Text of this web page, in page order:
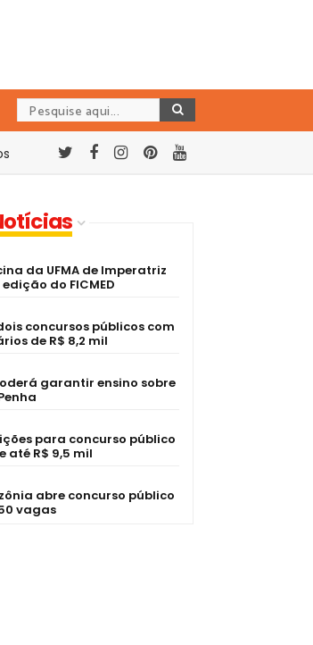
da UFMA de Imperatriz
do FICMED
concursos públicos com
de R$ 8,2 mil
garantir ensino sobre
para concurso público
até R$ 9,5 mil
abre concurso público
vagas